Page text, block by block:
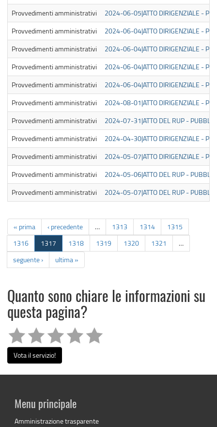
Provvedimenti amministrativi
2024-06-05|ATTO DIRIGENZIALE -
Provvedimenti amministrativi
2024-06-04|ATTO DIRIGENZIALE -
Provvedimenti amministrativi
2024-06-04|ATTO DIRIGENZIALE -
Provvedimenti amministrativi
2024-06-04|ATTO DIRIGENZIALE -
Provvedimenti amministrativi
2024-06-04|ATTO DIRIGENZIALE -
Provvedimenti amministrativi
2024-08-01|ATTO DIRIGENZIALE -
Provvedimenti amministrativi
2024-07-31|ATTO DEL RUP -
Provvedimenti amministrativi
2024-04-30|ATTO DIRIGENZIALE -
Provvedimenti amministrativi
2024-05-07|ATTO DIRIGENZIALE -
Provvedimenti amministrativi
2024-05-06|ATTO DEL RUP -
Provvedimenti amministrativi
2024-05-07|ATTO DEL RUP -
« prima ‹ precedente … 1313 1314
1315
1316
1317 1318 1319 1320 1321
…
seguente ›
ultima »
Quanto sono chiare le informazioni su
questa pagina?
Vota il servizio!
Menu principale
Amministrazione trasparente